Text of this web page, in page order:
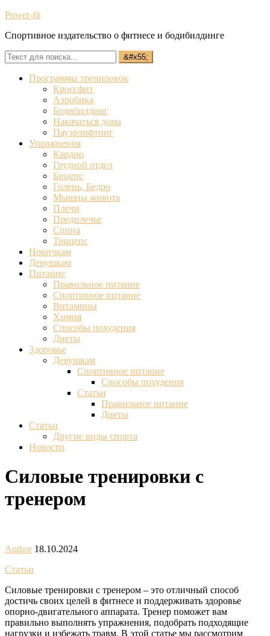
Power-fit
Спортивное издательство о фитнесе и бодибилдинге
Программы тренировок
Кроссфит
Аэробика
Бодибилдинг
Накачаться дома
Пауэрлифтинг
Упражнения
Кардио
Грудной отдел
Бицепс
Голень, Бедро
Мышцы живота
Плечи
Предплечье
Спина
Трицепс
Новичкам
Девушкам
Питание
Правильное питание
Спортивное питание
Витамины
Химия
Способы похудения
Диеты
Здоровье
Девушкам
Спортивное питание
Способы похудения
Статьи
Правильное питание
Диеты
Статьи
Другие виды спорта
Новости
Силовые тренировки с
тренером
Author 18.10.2024
Статьи
Силовые тренировки с тренером – это отличный способ
достичь своих целей в фитнесе и поддерживать здоровье
опорно-двигательного аппарата. Тренер поможет вам
правильно выполнять упражнения, подобрать подходящие
нагрузки и избежать травм. В этой статье мы рассмотрим